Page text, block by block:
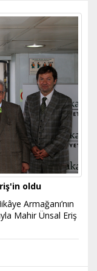
oldu
Armağanı’nın
Mahir Ünsal Eriş